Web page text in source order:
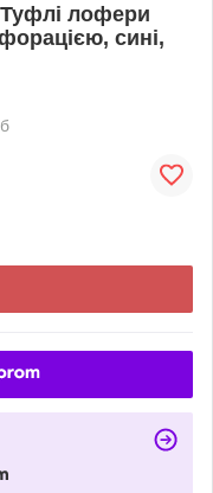
Туфлі лофери
сині,